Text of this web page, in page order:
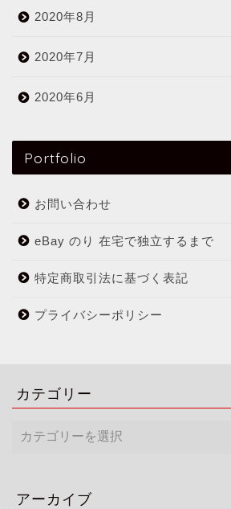
2020年8月
2020年7月
2020年6月
Portfolio
お問い合わせ
eBay のり 在宅で独立するまで
特定商取引法に基づく表記
プライバシーポリシー
カテゴリー
アーカイブ